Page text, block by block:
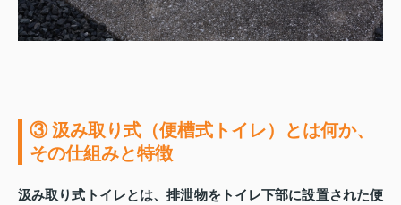
③ 汲み取り式（便槽式トイレ）とは何か、
その仕組みと特徴
汲み取り式トイレとは、排泄物をトイレ下部に設置された便